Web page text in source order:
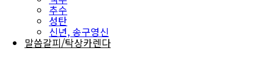
추수
성탄
신년, 송구영신
말씀갈피/탁상카렌다